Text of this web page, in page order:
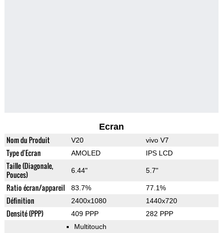
Ecran
Nom du Produit V20 vivo V7
Type d'Ecran AMOLED IPS LCD
Taille (Diagonale,
Pouces)
6.44" 5.7"
Ratio écran/appareil 83.7% 77.1%
Définition 2400x1080 1440x720
Densité (PPP) 409 PPP 282 PPP
Multitouch